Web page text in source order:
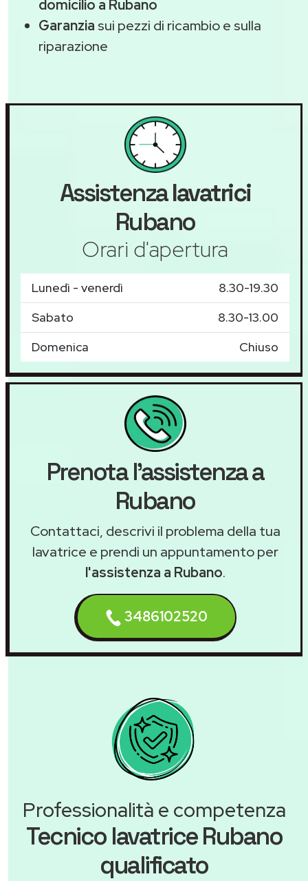
domicilio a Rubano
Garanzia sui pezzi di ricambio e sulla
riparazione
Assistenzalavatrici
Rubano
Orari d'apertura
Lunedì - venerdì
8.30-19.30
Sabato
8.30-13.00
Domenica
Chiuso
Prenota l'assistenza a
Rubano
Contattaci, descrivi il problema della tua
lavatrice e prendi un appuntamento per
l'assistenza a Rubano.
3486102520
Professionalità e competenza
Tecnico lavatrice Rubano
qualificato